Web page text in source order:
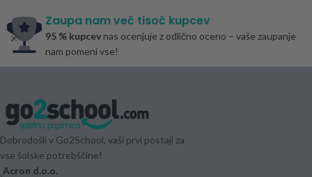
Zaupa nam več tisoč kupcev
95 % kupcev nas ocenjuje z odlično oceno – vaše zaupanje
nam pomeni vse!
Dobrodošli v Go2School, vaši prvi postaji za
vse šolske potrebščine!
Acron d.o.o.